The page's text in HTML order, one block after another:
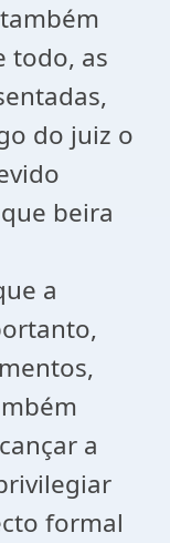
todo, as
do juiz o
beira
a
a
formal